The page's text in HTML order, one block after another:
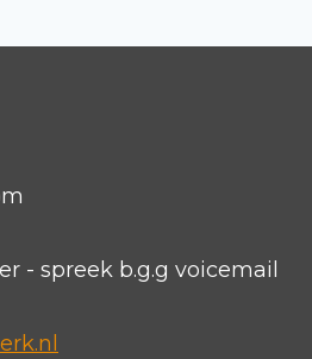
- spreek b.g.g voicemail